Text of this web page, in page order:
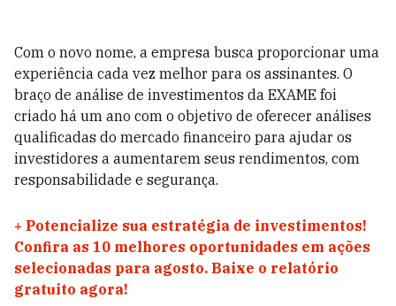
Com o novo nome, a empresa busca proporcionar uma
experiência cada vez melhor para os assinantes. O
braço de análise de investimentos da EXAME foi
criado há um ano com o objetivo de oferecer análises
qualificadas do mercado financeiro para ajudar os
investidores a aumentarem seus rendimentos, com
responsabilidade e segurança.
+ Potencialize sua estratégia de investimentos!
Confira as 10 melhores oportunidades em ações
selecionadas para agosto. Baixe o relatório
gratuito agora!